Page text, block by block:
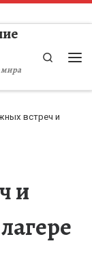
мира
Search
встреч и
и